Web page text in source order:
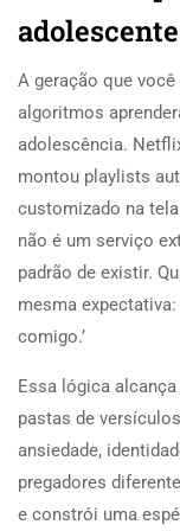
adolescente
A geração que
algoritmos
adolescência.
montou playlists
customizado na
não é um serviço
padrão de existir.
mesma
comigo.’
Essa lógica
pastas de
ansiedade,
pregadores
e constrói uma